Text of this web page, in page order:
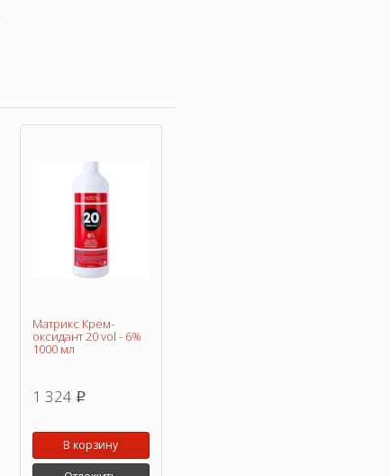
Матрикс Крем-
оксидант 20 vol - 6%
1000 мл
1 324 p
В корзину